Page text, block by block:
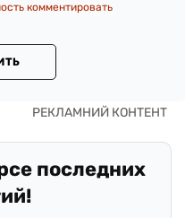
комментировать
последних